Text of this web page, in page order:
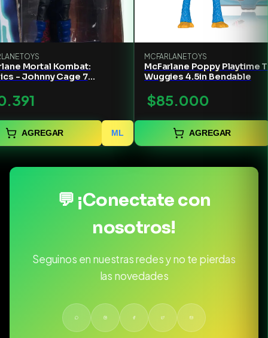
TOYS
Mortal Kombat:
- Johnny Cage 7
AGREGAR ML
MCFARLANE TOYS
McFarlane Poppy Playtime
Wuggies 4.5in Bendable
$85.000
AGREGAR
💬 ¡Conectate con
nosotros!
Seguinos en nuestras redes y no te pierdas
las novedades